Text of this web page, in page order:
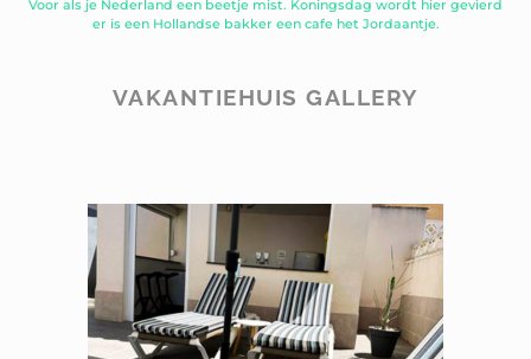
Voor als je Nederland een beetje mist. Koningsdag wordt hier gevierd
er is een Hollandse bakker een cafe het Jordaantje.
VAKANTIEHUIS GALLERY